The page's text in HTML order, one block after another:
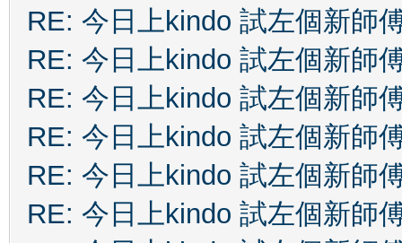
RE: 今日上kindo 試左個新師
RE: 今日上kindo 試左個新師
RE: 今日上kindo 試左個新師
RE: 今日上kindo 試左個新師
RE: 今日上kindo 試左個新師
RE: 今日上kindo 試左個新師